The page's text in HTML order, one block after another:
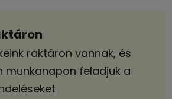
raktáron vannak, és
munkanapon feladjuk a